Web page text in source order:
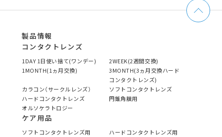
製品情報
コンタクトレンズ
1DAY 1日使い捨て(ワンデー)
2WEEK(2週間交換)
1MONTH(1ヵ月交換)
3MONTH(3ヵ月交換ハード
コンタクトレンズ)
カラコン（サークルレンズ）
ソフトコンタクトレンズ
ハードコンタクトレンズ
円錐角膜用
オルソケラトロジー
ケア用品
ソフトコンタクトレンズ用
ハードコンタクトレンズ用